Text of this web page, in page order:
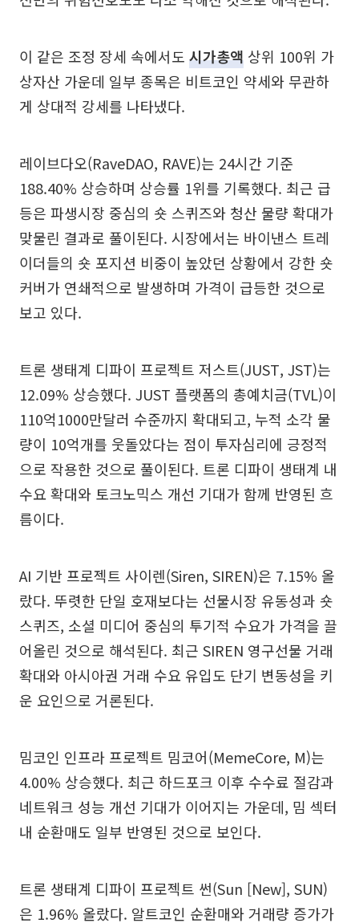
이 같은 조정 장세 속에서도 시가총액 상위 100위 가
상자산 가운데 일부 종목은 비트코인 약세와 무관하
게 상대적 강세를 나타냈다.
레이브다오(RaveDAO, RAVE)는 24시간 기준
188.40% 상승하며 상승률 1위를 기록했다. 최근 급
등은 파생시장 중심의 숏 스퀴즈와 청산 물량 확대가
맞물린 결과로 풀이된다. 시장에서는 바이낸스 트레
이더들의 숏 포지션 비중이 높았던 상황에서 강한 숏
커버가 연쇄적으로 발생하며 가격이 급등한 것으로
보고 있다.
트론 생태계 디파이 프로젝트 저스트(JUST, JST)는
12.09% 상승했다. JUST 플랫폼의 총예치금(TVL)이
110억1000만달러 수준까지 확대되고, 누적 소각 물
량이 10억개를 웃돌았다는 점이 투자심리에 긍정적
으로 작용한 것으로 풀이된다. 트론 디파이 생태계 내
수요 확대와 토크노믹스 개선 기대가 함께 반영된 흐
름이다.
AI 기반 프로젝트 사이렌(Siren, SIREN)은 7.15% 올
랐다. 뚜렷한 단일 호재보다는 선물시장 유동성과 숏
스퀴즈, 소셜 미디어 중심의 투기적 수요가 가격을 끌
어올린 것으로 해석된다. 최근 SIREN 영구선물 거래
확대와 아시아권 거래 수요 유입도 단기 변동성을 키
운 요인으로 거론된다.
밈코인 인프라 프로젝트 밈코어(MemeCore, M)는
4.00% 상승했다. 최근 하드포크 이후 수수료 절감과
네트워크 성능 개선 기대가 이어지는 가운데, 밈 섹터
내 순환매도 일부 반영된 것으로 보인다.
트론 생태계 디파이 프로젝트 썬(Sun [New], SUN)
은 1.96% 올랐다. 알트코인 순환매와 거래량 증가가